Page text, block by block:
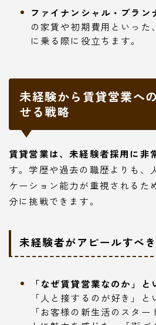
ファイナンシャル・プラン
の家賃や初期費用といった
に乗る際に役立ちます。
未経験から賃貸営業へ
せる戦略
賃貸営業は、未経験者採用に非
す。学歴や過去の職歴よりも、
ケーション能力が重視されるた
分に挑戦できます。
未経験者がアピールすべ
「なぜ賃貸営業なのか」
「人と接するのが好き」と
「お客様の新生活のスタ